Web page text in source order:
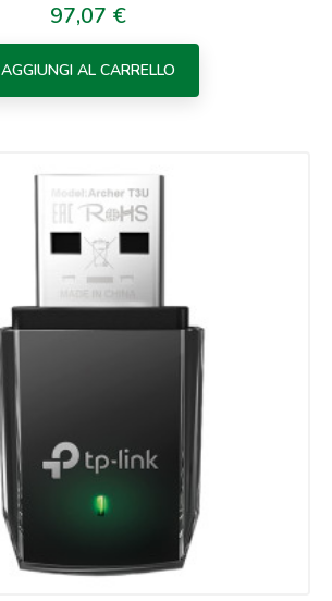
Prezzo
97,07 €
AGGIUNGI AL CARRELLO